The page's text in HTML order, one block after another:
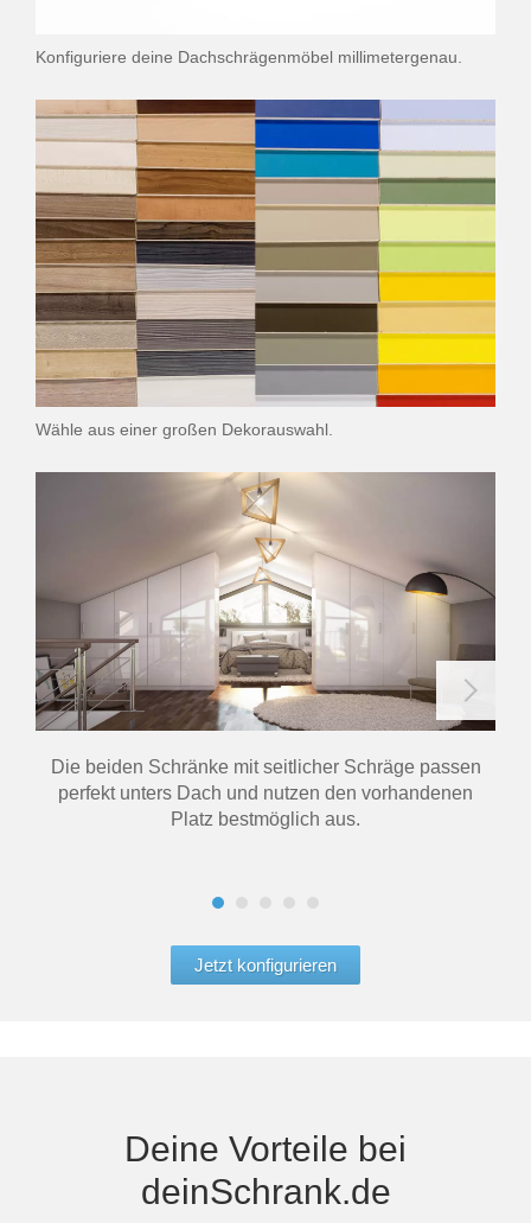
Konfiguriere deine Dachschrägenmöbel millimetergenau.
Wähle aus einer großen Dekorauswahl.
Die beiden Schränke mit seitlicher Schräge passen
perfekt unters Dach und nutzen den vorhandenen
Platz bestmöglich aus.
Jetzt konfigurieren
Deine Vorteile bei
deinSchrank.de